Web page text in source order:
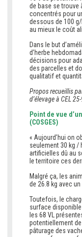
de base se trouve
concentrés pour
dessous de 100
au mieux le coût
Dans le but
d’herbe
décisions pour
des parcelles et
qualitatif et
Propos recueillis
d’élevage à CEL
Point de vue
(COSGES)
« Aujourd’hui on
seulement 30 kg /
artificielles dû au
le territoire ces
Malgré ça, les
de 26.8 kg avec
Toutefois, le
surface
les 68 VL
potentiellement
pâturage des